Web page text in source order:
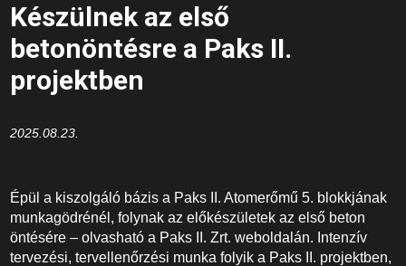
Készülnek az első
betonöntésre a Paks II.
projektben
2025.08.23.
Épül a kiszolgáló bázis a Paks II. Atomerőmű 5. blokkjának
munkagödrénél, folynak az előkészületek az első beton
öntésére – olvasható a Paks II. Zrt. weboldalán. Intenzív
tervezési, tervellenőrzési munka folyik a Paks II. projektben,